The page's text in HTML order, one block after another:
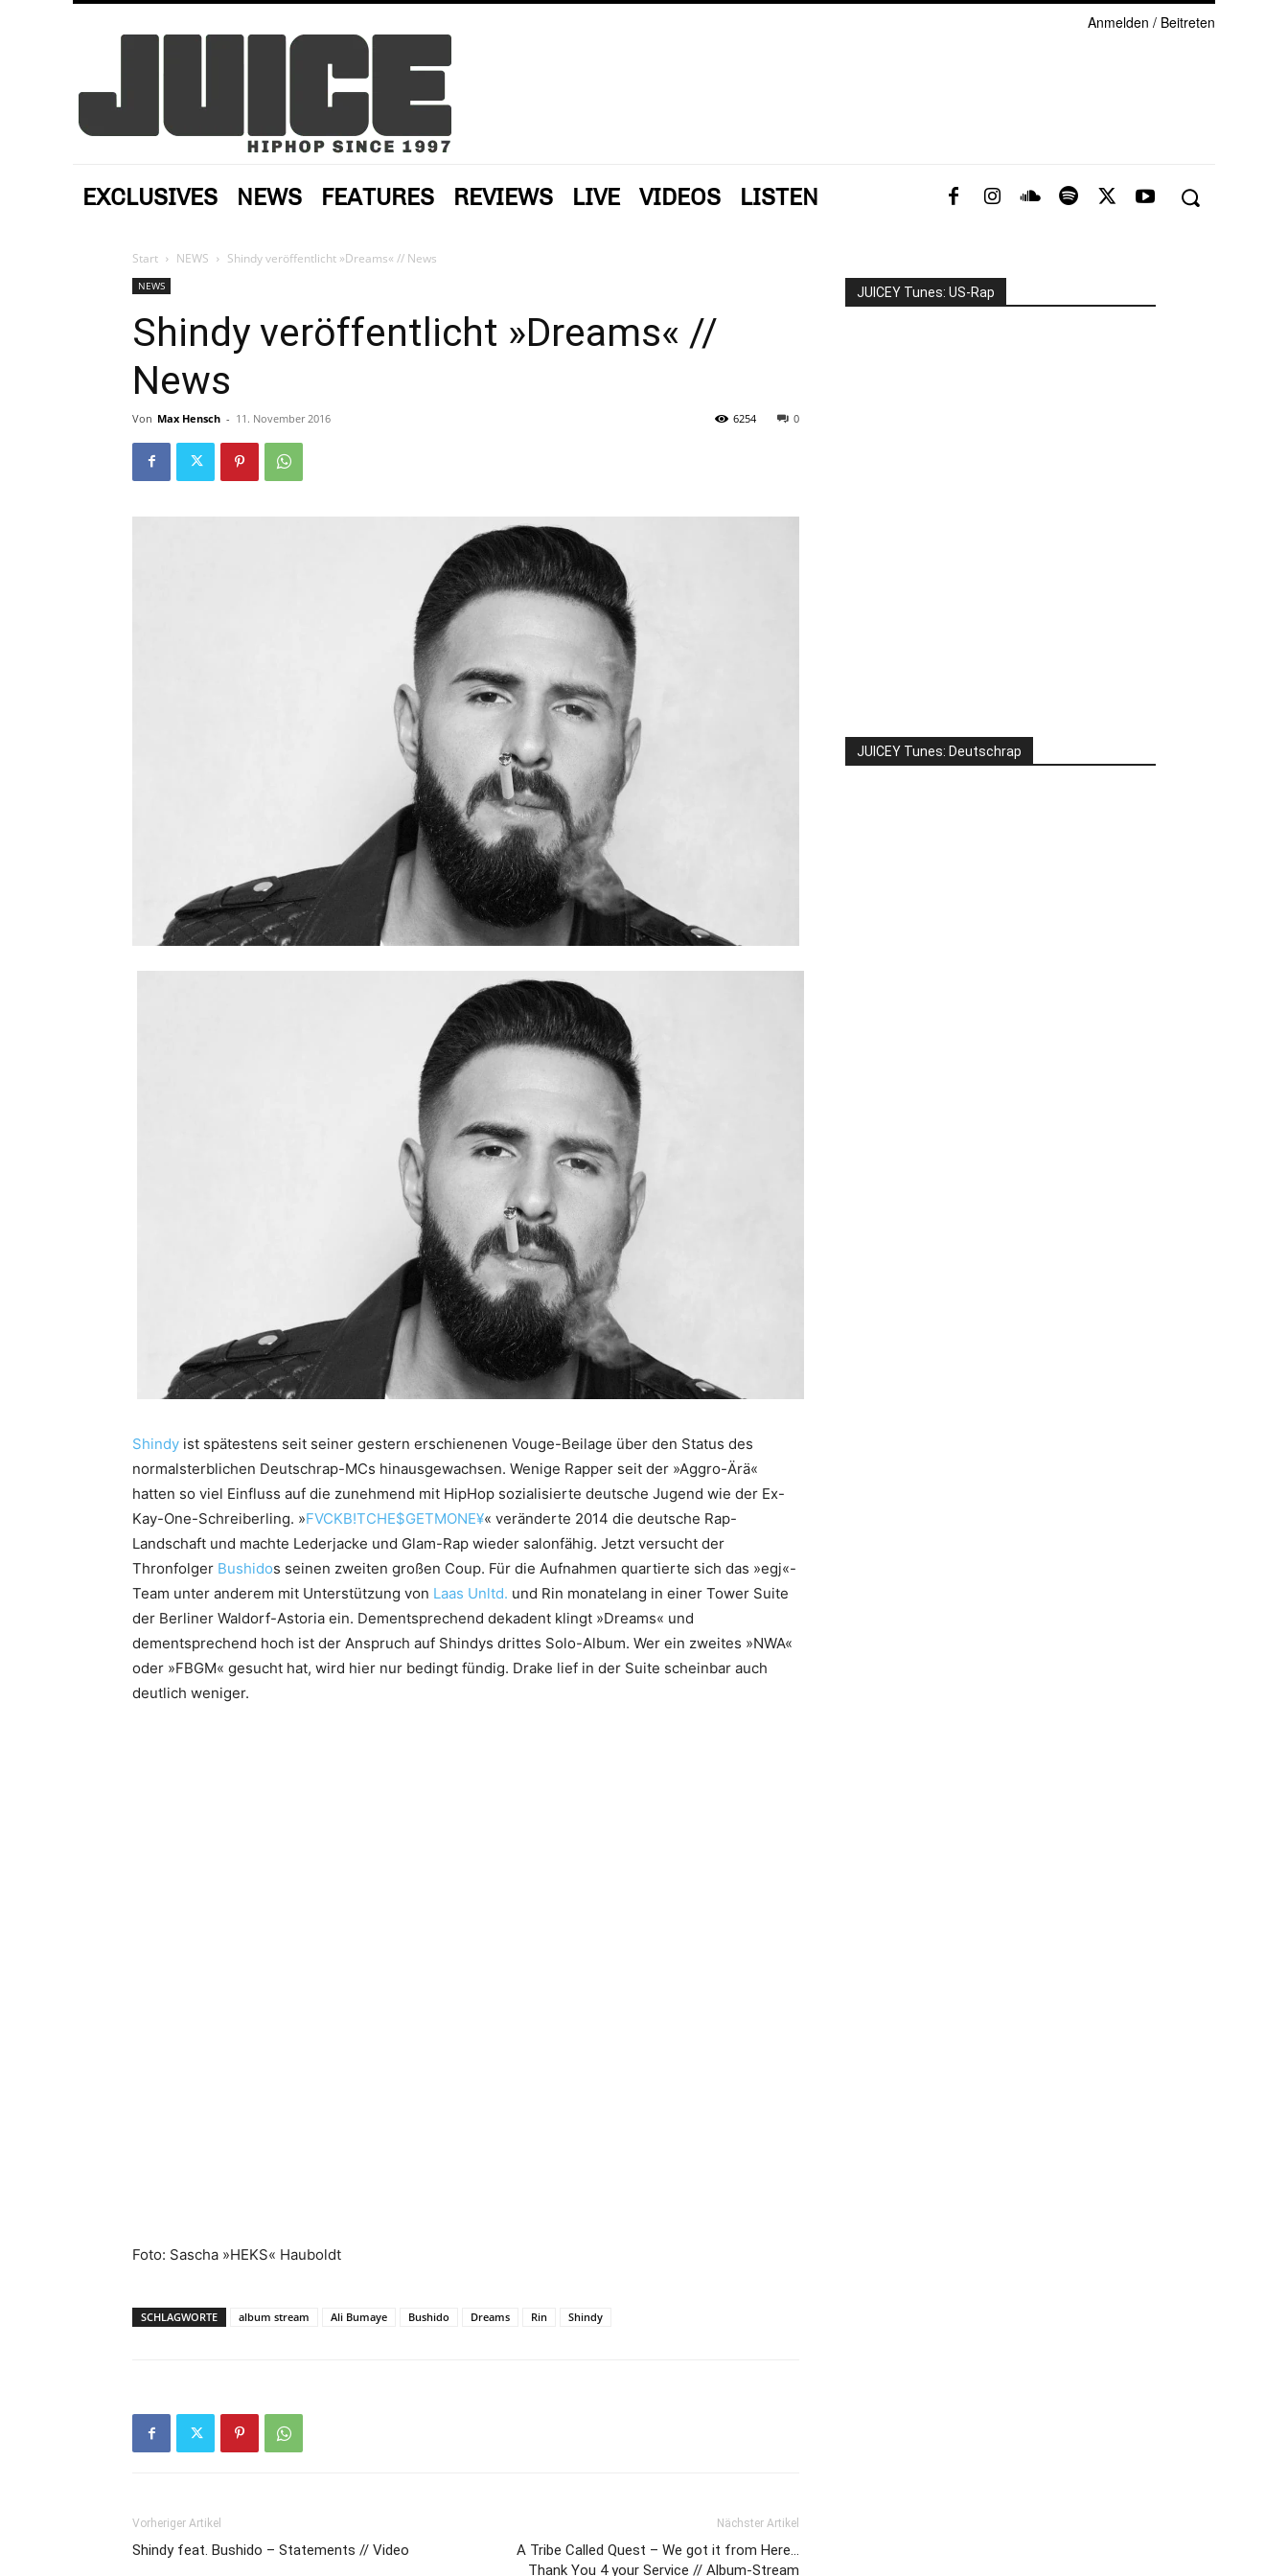
Anmelden / Beitreten
EXCLUSIVES NEWS FEATURES REVIEWS LIVE VIDEOS LISTEN
Start NEWS Shindy veröffentlicht »Dreams« // News
NEWS
Shindy veröffentlicht »Dreams« //
News
Von Max Hensch - 11. November 2016 0
6254
Shindy ist spätestens seit seiner gestern erschienenen Vouge-Beilage über den Status des
normalsterblichen Deutschrap-MCs hinausgewachsen. Wenige Rapper seit der »Aggro-Ärä«
hatten so viel Einfluss auf die zunehmend mit HipHop sozialisierte deutsche Jugend wie der Ex-
Kay-One-Schreiberling. »FVCKB!TCHE$GETMONE¥« veränderte 2014 die deutsche Rap-
Landschaft und machte Lederjacke und Glam-Rap wieder salonfähig. Jetzt versucht der
Thronfolger Bushidos seinen zweiten großen Coup. Für die Aufnahmen quartierte sich das »egj«-
Team unter anderem mit Unterstützung von Laas Unltd. und Rin monatelang in einer Tower Suite
der Berliner Waldorf-Astoria ein. Dementsprechend dekadent klingt »Dreams« und
dementsprechend hoch ist der Anspruch auf Shindys drittes Solo-Album. Wer ein zweites »NWA«
oder »FBGM« gesucht hat, wird hier nur bedingt fündig. Drake lief in der Suite scheinbar auch
deutlich weniger.
Foto: Sascha »HEKS« Hauboldt
SCHLAGWORTE album stream Ali Bumaye Bushido Dreams Rin Shindy
Vorheriger Artikel
Shindy feat. Bushido – Statements // Video
Nächster Artikel
A Tribe Called Quest – We got it from Here…
Thank You 4 your Service // Album-Stream
JUICEY Tunes: US-Rap
JUICEY Tunes: Deutschrap